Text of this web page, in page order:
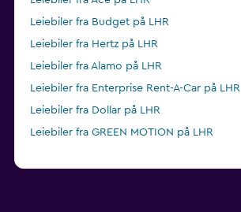
Leiebiler fra Budget på LHR
Leiebiler fra Hertz på LHR
Leiebiler fra Alamo på LHR
Leiebiler fra Enterprise Rent-A-Car på LHR
Leiebiler fra Dollar på LHR
Leiebiler fra GREEN MOTION på LHR